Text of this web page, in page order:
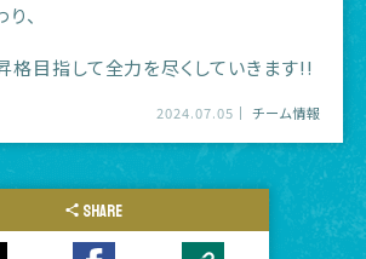
、
格目指して全力を尽くしていきます!!
2024.07.05 チーム情報
SHARE